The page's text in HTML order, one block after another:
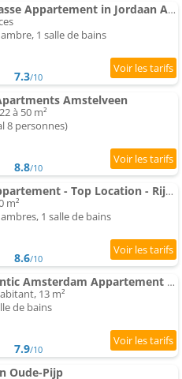
NEW Roof terrasse Appartement in Jordaan Area
1 salle de bains
7.3/10
Amstelveen
à 50 m²
8 personnes)
8.8/10
TulipLuxury Appartement - Top Location - Rijksmuseum - Leidseple Central 120 m2 ALL
m²
1 salle de bains
8.6/10
room in Authentic Amsterdam Appartement RAI
13 m²
de bains
7.9/10
Oude-Pijp